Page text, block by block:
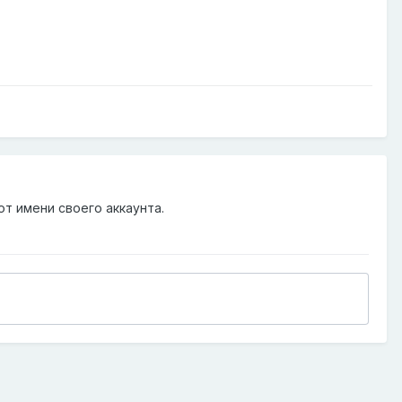
имени своего аккаунта.